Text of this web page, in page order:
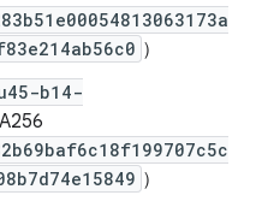
）
b14-
）